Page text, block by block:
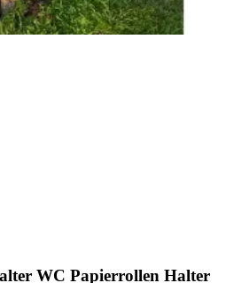
WC Papierrollen Halter